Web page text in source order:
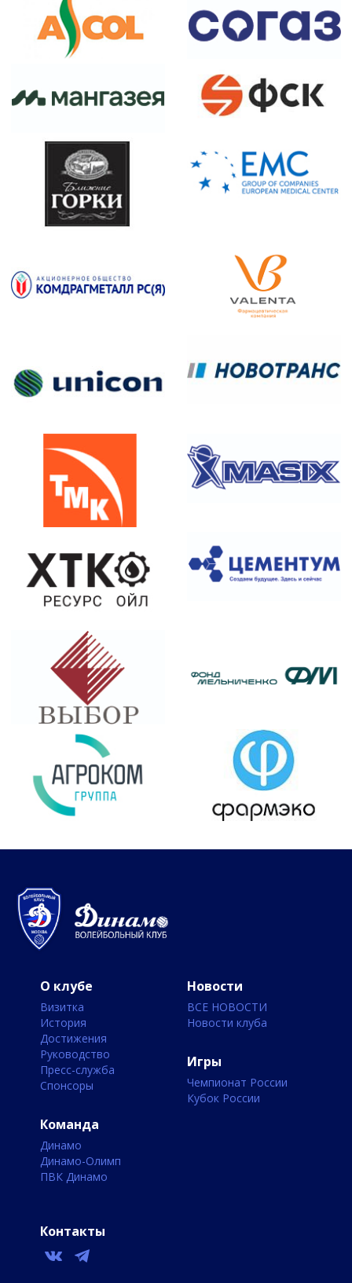
О клубе
Визитка
История
Достижения
Руководство
Пресс-служба
Спонсоры
Команда
Динамо
Динамо-Олимп
ПВК Динамо
Новости
ВСЕ НОВОСТИ
Новости клуба
Игры
Чемпионат России
Кубок России
Контакты